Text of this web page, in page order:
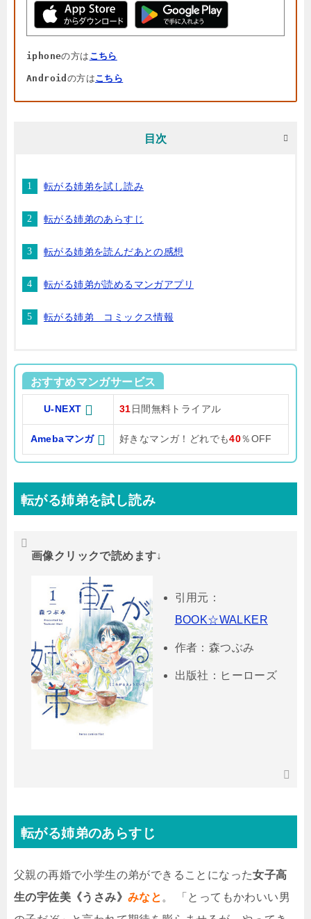
iphoneの方は こちら
Android の方はこちら
目次
転がる姉弟を試し読み
転がる姉弟のあらすじ
転がる姉弟を読んだあとの感想
転がる姉弟が読めるマンガアプリ
転がる姉弟 コミックス情報
おすすめマンガサービス
U-NEXT 31 日間無料トライアル
Amebaマンガ 好きなマンガ！どれでも40％OFF
転がる姉弟を試し読み
画像クリックで読めます↓
引用元：
BOOK☆WALKER
作者：森つぶみ
出版社：ヒーローズ
転がる姉弟のあらすじ
父親の再婚で小学生の弟ができることになった女子高
生の宇佐美《うさみ》 みなと 。 「とってもかわいい男